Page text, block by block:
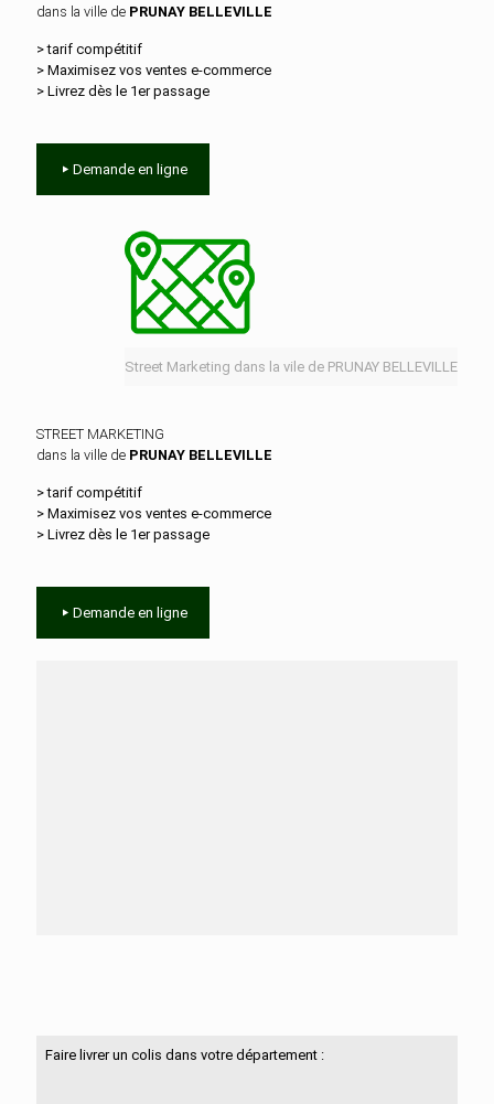
dans la ville de PRUNAY BELLEVILLE
> tarif compétitif
> Maximisez vos ventes e‑commerce
> Livrez dès le 1er passage
Demande en ligne
Street Marketing dans la vile de PRUNAY BELLEVILLE
STREET MARKETING
dans la ville de PRUNAY BELLEVILLE
> tarif compétitif
> Maximisez vos ventes e‑commerce
> Livrez dès le 1er passage
Demande en ligne
Faire livrer un colis dans votre département :